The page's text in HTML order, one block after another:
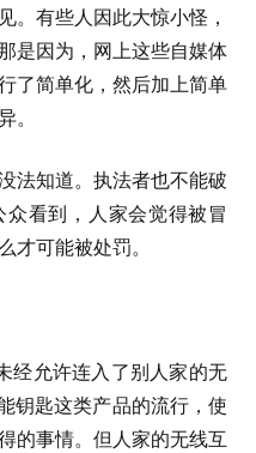
。有些人因此大惊小怪，
是因为，网上这些自媒体
了简单化，然后加上简单
法知道。执法者也不能破
看到，人家会觉得被冒
才可能被处罚。
经允许连入了别人家的无
钥匙这类产品的流行，使
的事情。但人家的无线互